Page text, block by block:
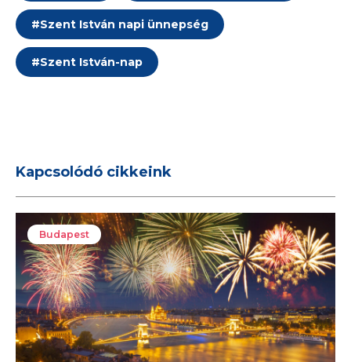
#Szent István napi ünnepség
#Szent István-nap
Kapcsolódó cikkeink
Budapest